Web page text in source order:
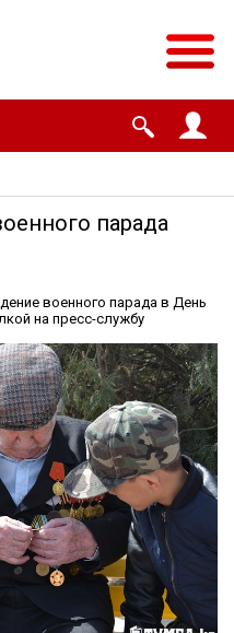
парада
военного парада в День
на пресс-службу